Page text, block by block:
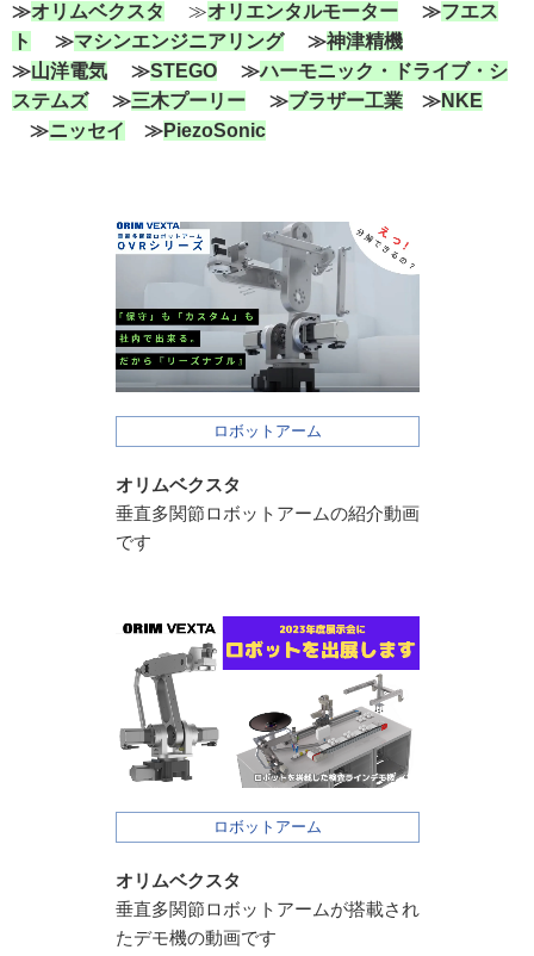
≫オリムベクスタ ≫オリエンタルモーター ≫フエス
ト
≫マシンエンジニアリング ≫神津精機
≫山洋電気 ≫STEGO ≫ハーモニック・ドライブ・シ
ステムズ
≫三木プーリー ≫ブラザー工業 ≫NKE
≫ニッセイ ≫PiezoSonic
ロボットアーム
オリムベクスタ
垂直多関節ロボットアームの紹介動画
です
ロボットアーム
オリムベクスタ
垂直多関節ロボットアームが搭載され
たデモ機の動画です